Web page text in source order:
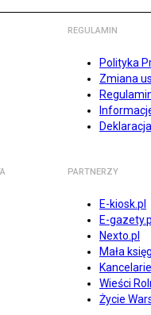
REGULAMIN
Polityka
Zmiana
PARTNERZY
E-kiosk.pl
E-gazety.pl
Nexto.pl
Mała
Wieści
Życie